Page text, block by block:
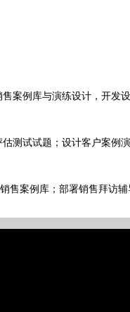
案例库与演练设计，开发
测试试题；设计客户案例
售案例库；部署销售拜访辅